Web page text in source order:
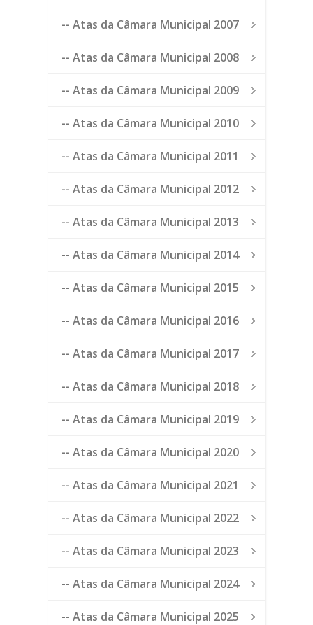
-- Atas da Câmara Municipal 2007
-- Atas da Câmara Municipal 2008
-- Atas da Câmara Municipal 2009
-- Atas da Câmara Municipal 2010
-- Atas da Câmara Municipal 2011
-- Atas da Câmara Municipal 2012
-- Atas da Câmara Municipal 2013
-- Atas da Câmara Municipal 2014
-- Atas da Câmara Municipal 2015
-- Atas da Câmara Municipal 2016
-- Atas da Câmara Municipal 2017
-- Atas da Câmara Municipal 2018
-- Atas da Câmara Municipal 2019
-- Atas da Câmara Municipal 2020
-- Atas da Câmara Municipal 2021
-- Atas da Câmara Municipal 2022
-- Atas da Câmara Municipal 2023
-- Atas da Câmara Municipal 2024
-- Atas da Câmara Municipal 2025